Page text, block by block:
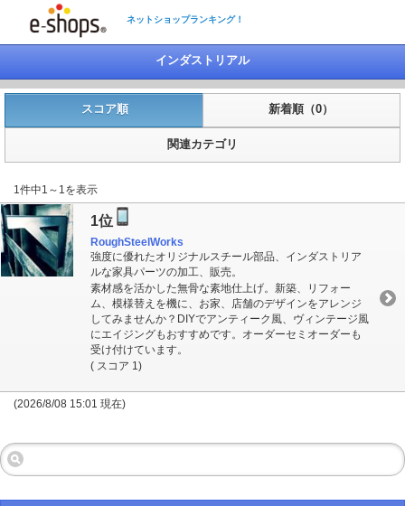
ネットショップランキング！
インダストリアル
スコア順 新着順（0）
関連カテゴリ
1件中1～1を表示
1位
RoughSteelWorks
強度に優れたオリジナルスチール部品、インダストリア
ルな家具パーツの加工、販売。
素材感を活かした無骨な素地仕上げ。新築、リフォー
ム、模様替えを機に、お家、店舗のデザインをアレンジ
してみませんか？DIYでアンティーク風、ヴィンテージ風
にエイジングもおすすめです。オーダーセミオーダーも
受け付けています。
( スコア 1)
(2026/8/08 15:01 現在)